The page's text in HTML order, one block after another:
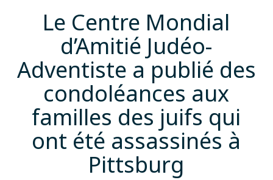
Le Centre Mondial
d’Amitié Judéo-
Adventiste a publié des
condoléances aux
familles des juifs qui
ont été assassinés à
Pittsburg